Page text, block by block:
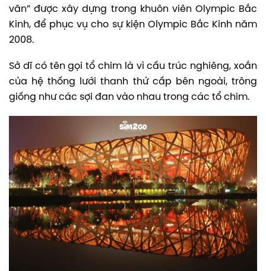
văn” được xây dựng trong khuôn viên Olympic Bắc
Kinh, để phục vụ cho sự kiện Olympic Bắc Kinh năm
2008.
Sở dĩ có tên gọi tổ chim là vì cấu trúc nghiêng, xoắn
của hệ thống lưới thanh thứ cấp bên ngoài, trông
giống như các sợi đan vào nhau trong các tổ chim.